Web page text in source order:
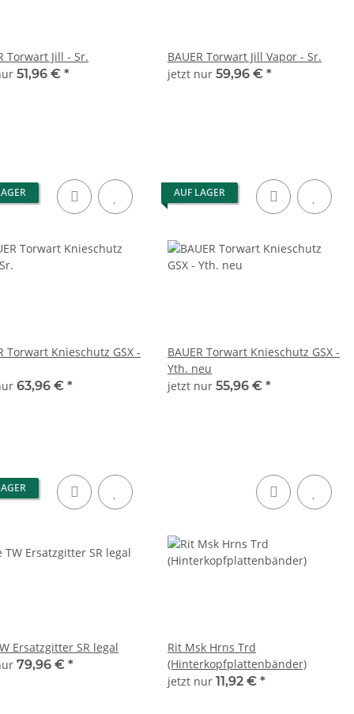
Torwart Jill - Sr.
51,96 € *
BAUER Torwart Jill Vapor - Sr.
jetzt nur 59,96 € *
Torwart Knieschutz GSX -
63,96 € *
AUF LAGER
BAUER Torwart Knieschutz GSX -
Yth. neu
jetzt nur 55,96 € *
Ersatzgitter SR legal
79,96 € *
Rit Msk Hrns Trd
(Hinterkopfplattenbänder)
jetzt nur 11,92 € *